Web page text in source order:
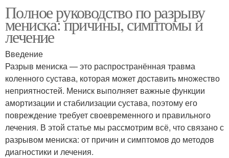
Полное руководство по разрыву
мениска: причины, симптомы и
лечение
Введение
Разрыв мениска — это распространённая травма
коленного сустава, которая может доставить множество
неприятностей. Мениск выполняет важные функции
амортизации и стабилизации сустава, поэтому его
повреждение требует своевременного и правильного
лечения. В этой статье мы рассмотрим всё, что связано с
разрывом мениска: от причин и симптомов до методов
диагностики и лечения.